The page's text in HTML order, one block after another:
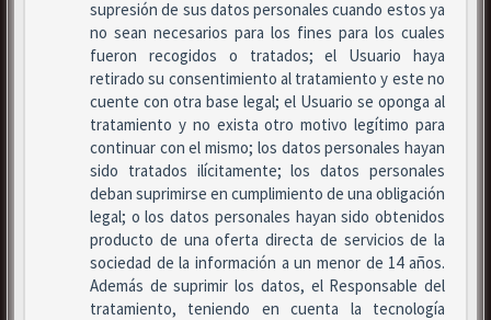
supresión de sus datos personales cuando estos ya
no sean necesarios para los fines para los cuales
fueron recogidos o tratados; el Usuario haya
retirado su consentimiento al tratamiento y este no
cuente con otra base legal; el Usuario se oponga al
tratamiento y no exista otro motivo legítimo para
continuar con el mismo; los datos personales hayan
sido tratados ilícitamente; los datos personales
deban suprimirse en cumplimiento de una obligación
legal; o los datos personales hayan sido obtenidos
producto de una oferta directa de servicios de la
sociedad de la información a un menor de 14 años.
Además de suprimir los datos, el Responsable del
tratamiento, teniendo en cuenta la tecnología